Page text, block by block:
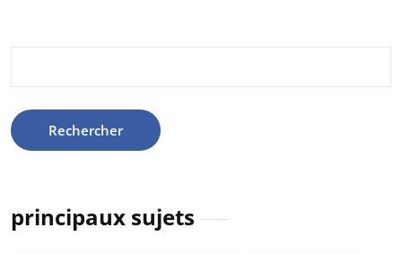
principaux sujets